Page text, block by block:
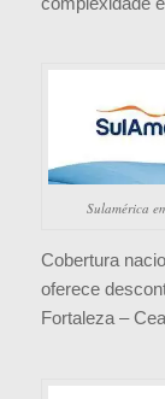
Sulamérica
Cobertura
oferece
Fortaleza –